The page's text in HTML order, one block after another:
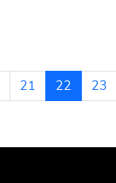
21 22 23